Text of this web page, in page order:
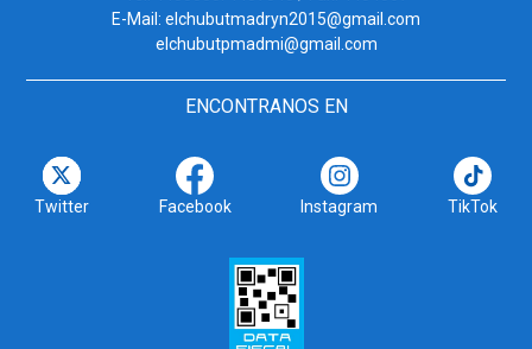
E-Mail: elchubutmadryn2015@gmail.com
elchubutpmadmi@gmail.com
ENCONTRANOS EN
Twitter Facebook Instagram TikTok